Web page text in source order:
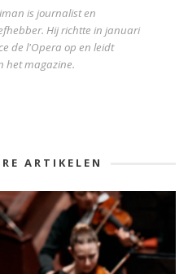
is journalist en
Hij richtte in januari
de l'Opera op en leidt
het magazine.
ARTIKELEN